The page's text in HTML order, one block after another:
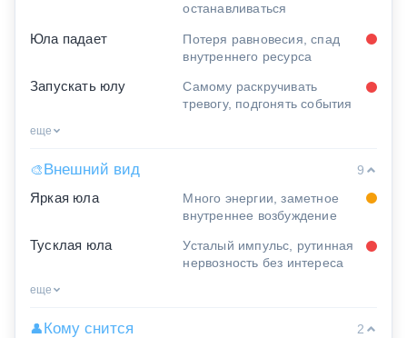
останавливаться
Юла падает
Потеря равновесия, спад
внутреннего ресурса
Запускать юлу
Самому раскручивать
тревогу, подгонять события
еще
🎨Внешний вид
9
Яркая юла
Много энергии, заметное
внутреннее возбуждение
Тусклая юла
Усталый импульс, рутинная
нервозность без интереса
еще
👤Кому снится
2